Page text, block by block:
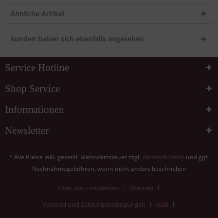
Ähnliche Artikel
Kunden haben sich ebenfalls angesehen
Service Hotline
Shop Service
Informationen
Newsletter
* Alle Preise inkl. gesetzl. Mehrwertsteuer zzgl. Versandkosten und ggf.
Nachnahmegebühren, wenn nicht anders beschrieben
Über uns - modebina
Sitemap
Versand und Zahlungsbedingungen
AGB